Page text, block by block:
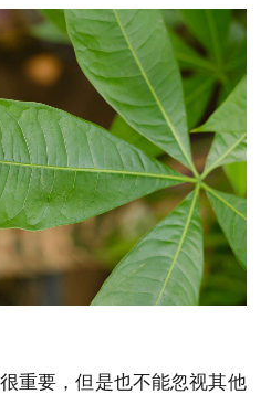
重要，但是也不能忽视其他